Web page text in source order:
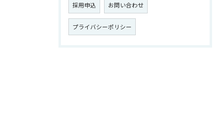
採用申込 お問い合わせ
プライバシーポリシー